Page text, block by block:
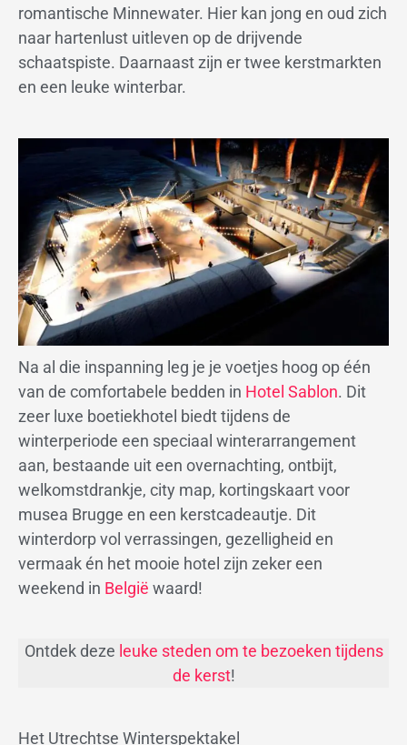
romantische Minnewater. Hier kan jong en oud zich
naar hartenlust uitleven op de drijvende
schaatspiste. Daarnaast zijn er twee kerstmarkten
en een leuke winterbar.
Na al die inspanning leg je je voetjes hoog op één
van de comfortabele bedden in Hotel Sablon. Dit
zeer luxe boetiekhotel biedt tijdens de
winterperiode een speciaal winterarrangement
aan, bestaande uit een overnachting, ontbijt,
welkomstdrankje, city map, kortingskaart voor
musea Brugge en een kerstcadeautje. Dit
winterdorp vol verrassingen, gezelligheid en
vermaak én het mooie hotel zijn zeker een
weekend in België waard!
Ontdek deze leuke steden om te bezoeken tijdens
de kerst!
Het Utrechtse Winterspektakel